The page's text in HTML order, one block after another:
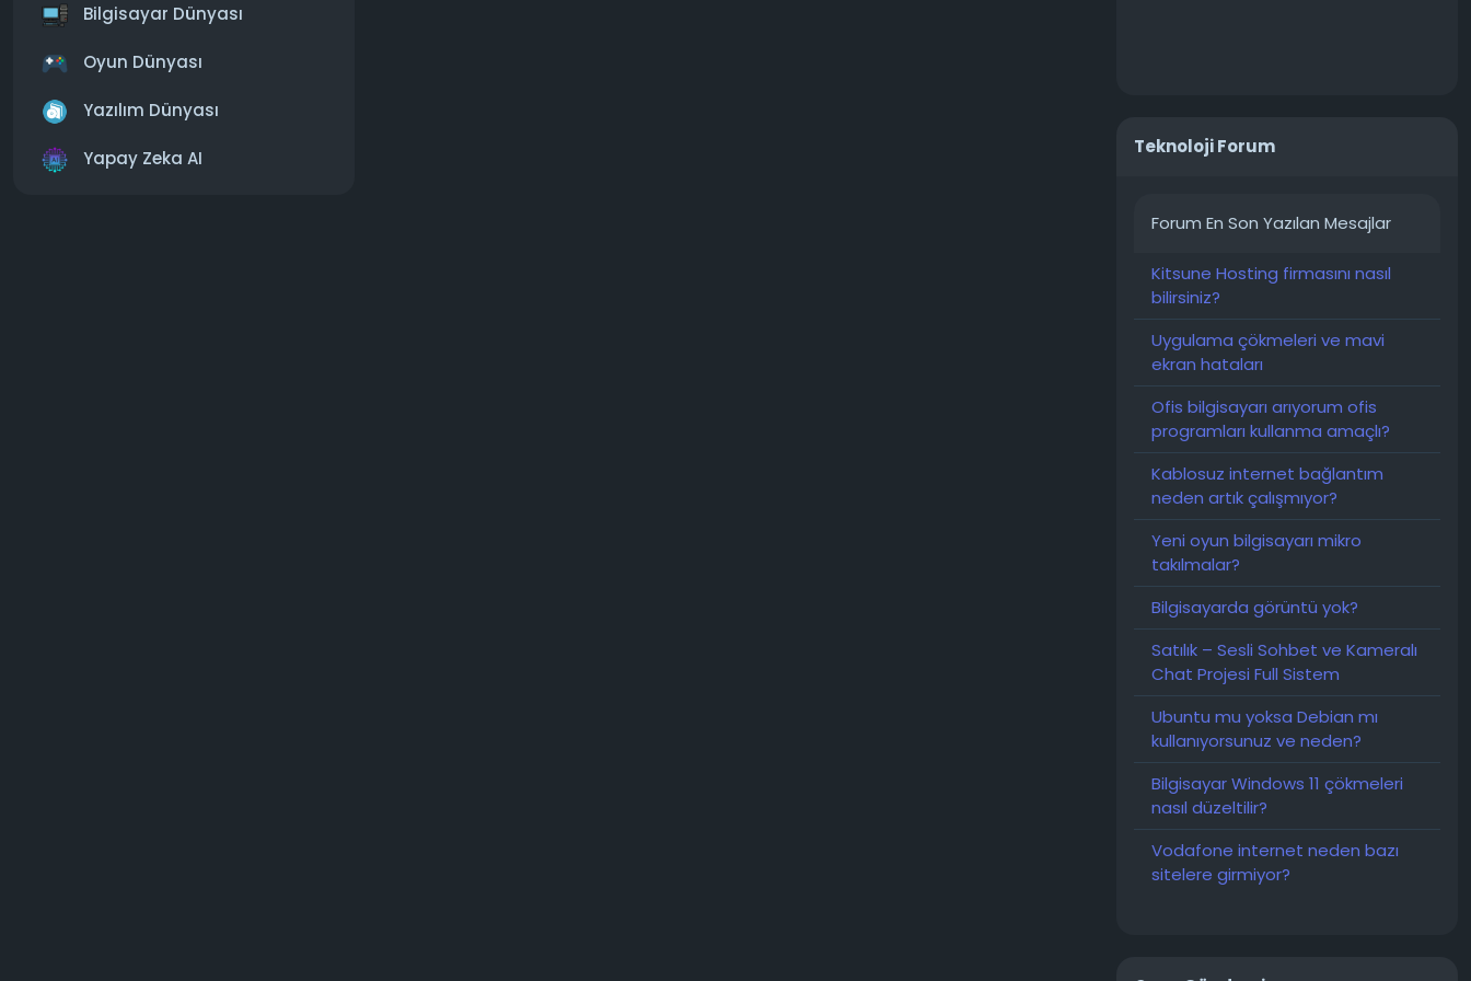
Bilgisayar Dünyası
Oyun Dünyası
Yazılım Dünyası
Yapay Zeka AI
Teknoloji Forum
Forum En Son Yazılan Mesajlar
Kitsune Hosting firmasını nasıl
bilirsiniz?
Uygulama çökmeleri ve mavi
ekran hataları
Ofis bilgisayarı arıyorum ofis
programları kullanma amaçlı?
Kablosuz internet bağlantım
neden artık çalışmıyor?
Yeni oyun bilgisayarı mikro
takılmalar?
Bilgisayarda görüntü yok?
Satılık – Sesli Sohbet ve Kameralı
Chat Projesi Full Sistem
Ubuntu mu yoksa Debian mı
kullanıyorsunuz ve neden?
Bilgisayar Windows 11 çökmeleri
nasıl düzeltilir?
Vodafone internet neden bazı
sitelere girmiyor?